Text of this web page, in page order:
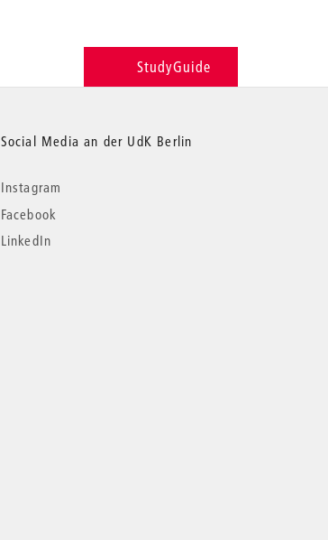
StudyGuide
Social Media an der UdK Berlin
Instagram
Facebook
LinkedIn